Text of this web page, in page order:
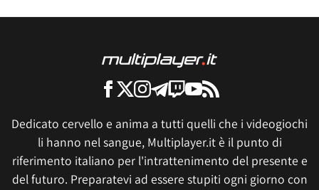
Dedicato cervello e anima a tutti quelli che i videogiochi
li hanno nel sangue, Multiplayer.it è il punto di
riferimento italiano per l'intrattenimento del presente e
del futuro. Preparatevi ad essere stupiti ogni giorno con